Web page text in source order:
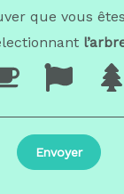
que vous